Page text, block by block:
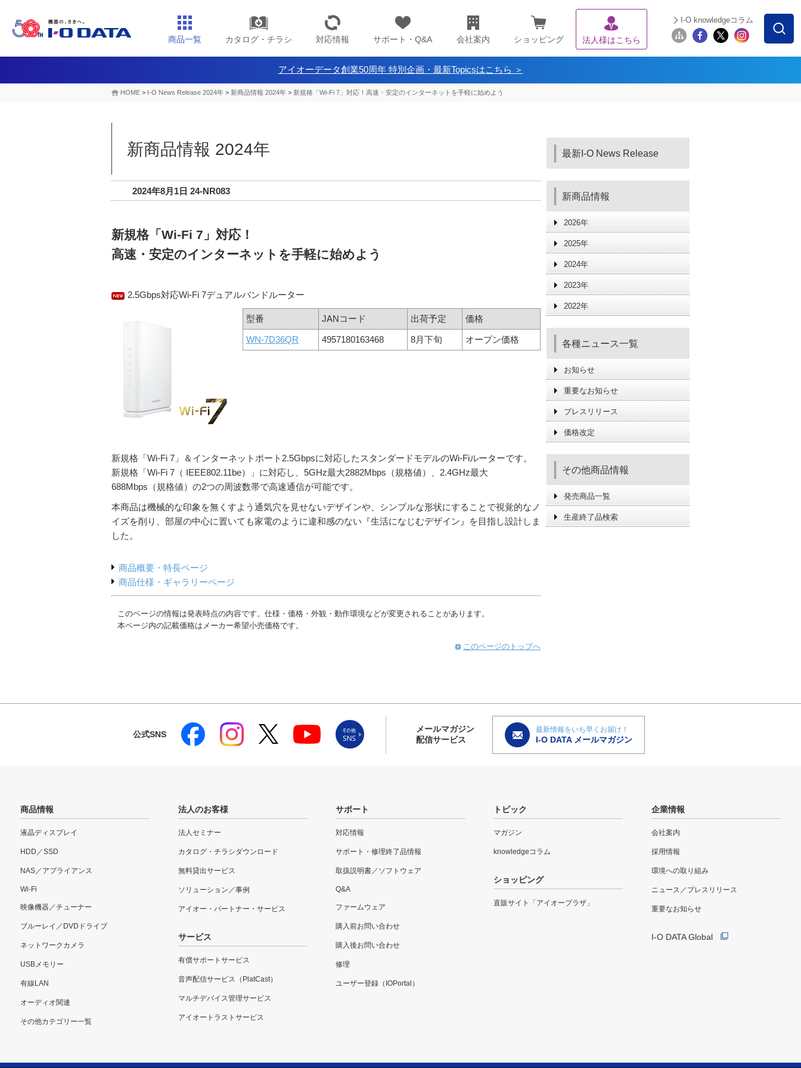
商品一覧 カタログ・チラシ 対応情報 サポート・Q&A 会社案内 ショッピング 法人様はこちら
I-O knowledgeコラム
アイオーデータ創業50周年 特別企画・最新Topicsはこちら ＞
HOME > I-O News Release 2024年 > 新商品情報 2024年 > 新規格「Wi-Fi 7」対応！高速・安定のインターネットを手軽に始めよう
新商品情報 2024年
2024年8月1日 24-NR083
新規格「Wi-Fi 7」対応！
高速・安定のインターネットを手軽に始めよう
2.5Gbps対応Wi-Fi 7デュアルバンドルーター
型番 JANコード 出荷予定 価格
WN-7D36QR 4957180163468 8月下旬 オープン価格
新規格「Wi-Fi 7」＆インターネットポート2.5Gbpsに対応したスタンダードモデルのWi-Fiルーターです。
新規格「Wi-Fi 7（ IEEE802.11be）」に対応し、5GHz最大2882Mbps（規格値）、2.4GHz最大
688Mbps（規格値）の2つの周波数帯で高速通信が可能です。
本商品は機械的な印象を無くすよう通気穴を見せないデザインや、シンプルな形状にすることで視覚的なノ
イズを削り、部屋の中心に置いても家電のように違和感のない『生活になじむデザイン』を目指し設計しま
した。
商品概要・特長ページ
商品仕様・ギャラリーページ
このページの情報は発表時点の内容です。仕様・価格・外観・動作環境などが変更されることがあります。
本ページ内の記載価格はメーカー希望小売価格です。
このページのトップへ
最新I-O News Release
新商品情報
2026年
2025年
2024年
2023年
2022年
各種ニュース一覧
お知らせ
重要なお知らせ
プレスリリース
価格改定
その他商品情報
発売商品一覧
生産終了品検索
公式SNS
メールマガジン
配信サービス
最新情報をいち早くお届け！
I-O DATA メールマガジン
商品情報
液晶ディスプレイ
HDD／SSD
NAS／アプライアンス
Wi-Fi
映像機器／チューナー
ブルーレイ／DVDドライブ
ネットワークカメラ
USBメモリー
有線LAN
オーディオ関連
その他カテゴリー一覧
法人のお客様
法人セミナー
カタログ・チラシダウンロード
無料貸出サービス
ソリューション／事例
アイオー・パートナー・サービス
サービス
有償サポートサービス
音声配信サービス（PlatCast）
マルチデバイス管理サービス
アイオートラストサービス
サポート
対応情報
サポート・修理終了品情報
取扱説明書／ソフトウェア
Q&A
ファームウェア
購入前お問い合わせ
購入後お問い合わせ
修理
ユーザー登録（IOPortal）
トピック
マガジン
knowledgeコラム
ショッピング
直販サイト「アイオープラザ」
企業情報
会社案内
採用情報
環境への取り組み
ニュース／プレスリリース
重要なお知らせ
I-O DATA Global